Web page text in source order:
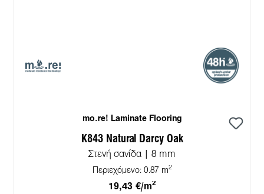
mo.re! Laminate Flooring
K843 Natural Darcy Oak
Στενή σανίδα | 8 mm
Περιεχόμενο: 0.87 m2
19,43 €/m2